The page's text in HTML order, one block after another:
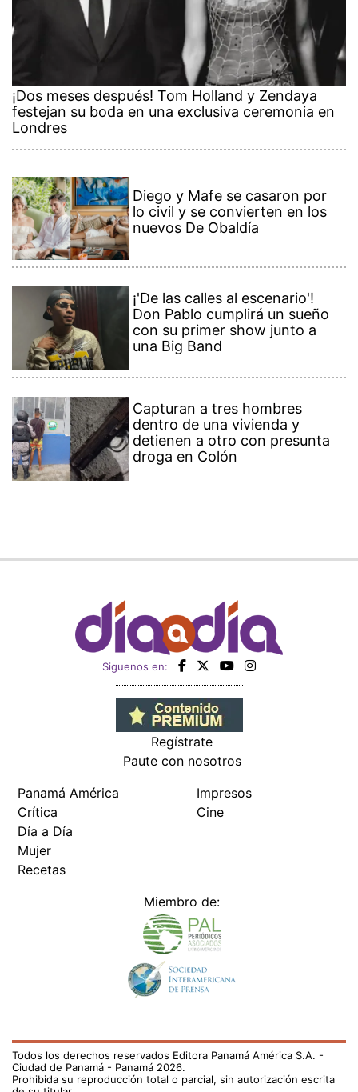
¡Dos meses después! Tom Holland y Zendaya
festejan su boda en una exclusiva ceremonia en
Londres
Diego y Mafe se casaron por
lo civil y se convierten en los
nuevos De Obaldía
¡'De las calles al escenario'!
Don Pablo cumplirá un sueño
con su primer show junto a
una Big Band
Capturan a tres hombres
dentro de una vivienda y
detienen a otro con presunta
droga en Colón
Siguenos en:
Regístrate
Paute con nosotros
Panamá América
Crítica
Día a Día
Mujer
Recetas
Impresos
Cine
Miembro de:
Todos los derechos reservados Editora Panamá América S.A. -
Ciudad de Panamá - Panamá 2026.
Prohibida su reproducción total o parcial, sin autorización escrita